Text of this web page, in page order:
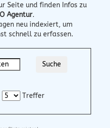
Seite und finden Infos zu
Agentur.
neu indexiert, um
schnell zu erfassen.
Treffer